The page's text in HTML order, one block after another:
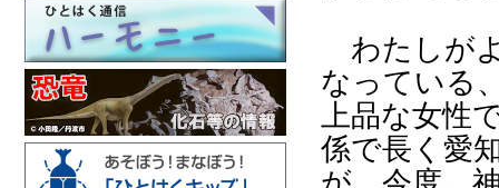
わたしが
なっている
上品な女性
係で長く愛